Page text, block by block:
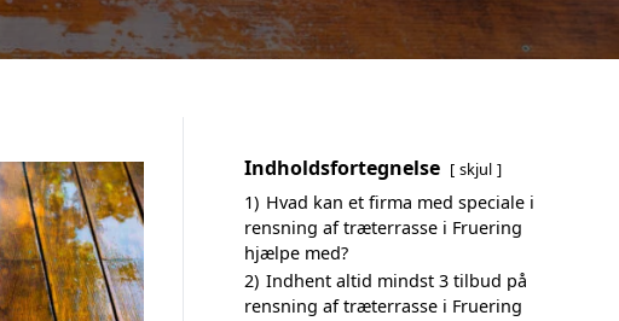
Indholdsfortegnelse skjul
1) Hvad kan et firma med speciale i
rensning af træterrasse i Fruering
hjælpe med?
2) Indhent altid mindst 3 tilbud på
rensning af træterrasse i Fruering